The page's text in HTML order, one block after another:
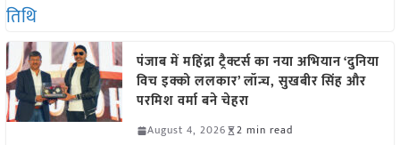
पंजाब में महिंद्रा ट्रैक्टर्स का नया अभियान ‘दुनिया
विच इक्को ललकार’ लॉन्च, सुखबीर सिंह और
परमिश वर्मा बने चेहरा
August 4, 2026 2 min read